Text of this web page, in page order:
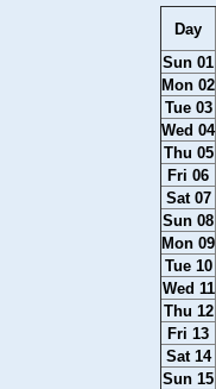
Day
Sun 01
Mon 02
Tue 03
Wed 04
Thu 05
Fri 06
Sat 07
Sun 08
Mon 09
Tue 10
Wed 11
Thu 12
Fri 13
Sat 14
Sun 15